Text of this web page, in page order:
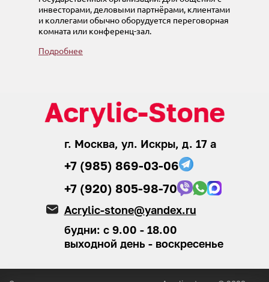
инвесторами, деловыми партнёрами, клиентами
и коллегами обычно оборудуется переговорная
комната или конференц-зал.
Подробнее
г. Москва, ул. Искры, д. 17 а
+7 (985) 869-03-06
+7 (920) 805-98-70
Acrylic-stone@yandex.ru
будни: с 9.00 - 18.00
выходной день - воскресенье